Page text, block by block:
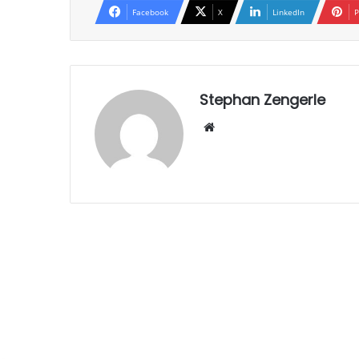
Facebook X LinkedIn
Stephan Zengerle